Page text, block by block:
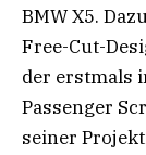
BMW X5.
Free-Cut-
der erstmals
Passenger
seiner